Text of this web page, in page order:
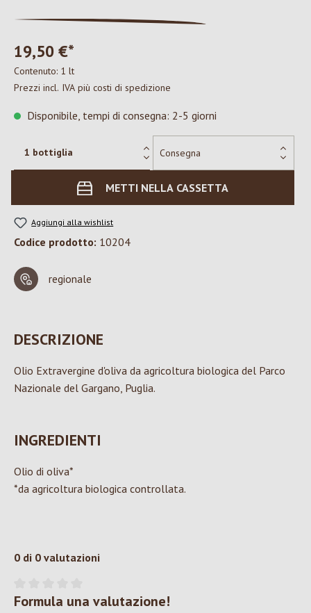
19,50 €*
Contenuto: 1 lt
Prezzi incl. IVA più costi di spedizione
Disponibile, tempi di consegna: 2-5 giorni
METTI NELLA CASSETTA
Aggiungi alla wishlist
Codice prodotto: 10204
regionale
DESCRIZIONE
Olio Extravergine d'oliva da agricoltura biologica del Parco
Nazionale del Gargano, Puglia.
INGREDIENTI
Olio di oliva*
*da agricoltura biologica controllata.
0 di 0 valutazioni
Valutazione media di 0 su 5 stelle
Formula una valutazione!